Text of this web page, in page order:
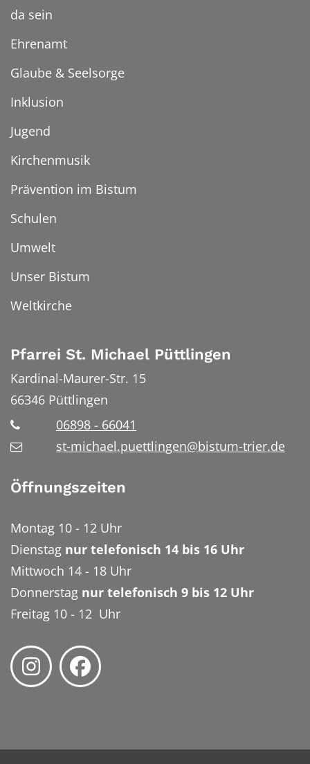
da sein
Ehrenamt
Glaube & Seelsorge
Inklusion
Jugend
Kirchenmusik
Prävention im Bistum
Schulen
Umwelt
Unser Bistum
Weltkirche
Pfarrei St. Michael Püttlingen
Kardinal-Maurer-Str. 15
66346 Püttlingen
06898 - 66041
st-michael.puettlingen@bistum-trier.de
Öffnungszeiten
Montag 10 - 12 Uhr
Dienstag nur telefonisch 14 bis 16 Uhr
Mittwoch 14 - 18 Uhr
Donnerstag nur telefonisch 9 bis 12 Uhr
Freitag 10 - 12 Uhr